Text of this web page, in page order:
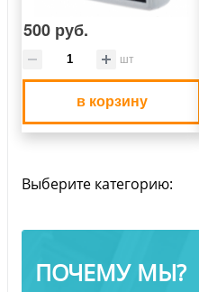
500 руб.
шт
в корзину
Выберите категорию:
ПОЧЕМУ МЫ?